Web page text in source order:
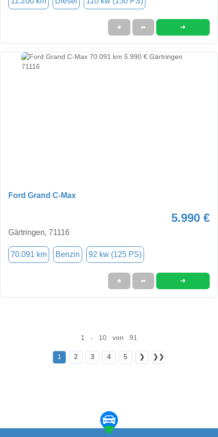
★ ➦ ➜
Ford Grand C-Max
5.990 €
Gärtringen, 71116
70.091 km Benzin 92 kw (125 PS)
★ ➦ ➜
1 - 10 von 91
1 2 3 4 5 ❯ ❯❯